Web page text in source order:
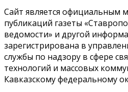
Сайт является официальным
публикаций газеты
ведомости» и другой
зарегистрирована в
службы по надзору в сфере
технологий и массовых
Кавказскому федеральному